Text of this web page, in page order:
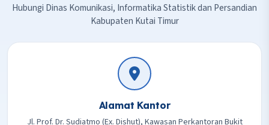
Hubungi Dinas Komunikasi, Informatika Statistik dan Persandian
Kabupaten Kutai Timur
Alamat Kantor
Jl. Prof. Dr. Sudiatmo (Ex. Dishut), Kawasan Perkantoran Bukit